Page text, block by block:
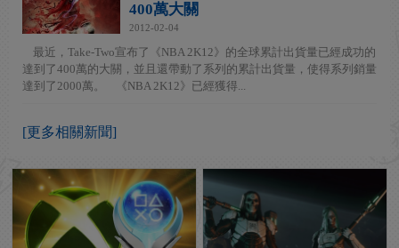
400萬大關
2012-02-04
最近，Take-Two宣布了《NBA 2K12》的全球累計出貨量已經成功的
達到了400萬的大關，並且還帶動了系列的累計出貨量，使得系列銷量
達到了2000萬。 《NBA 2K12》已經獲得...
[更多相關新聞]